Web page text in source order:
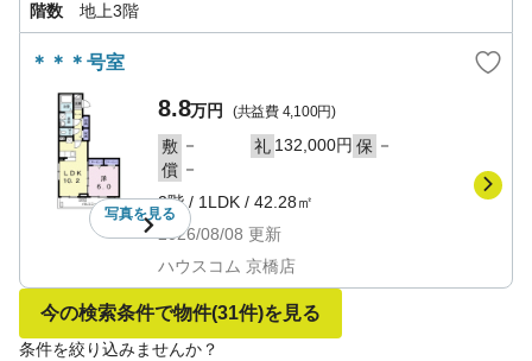
階数
地上3階
＊＊＊号室
写真を見る
8.8万円 (共益費 4,100円)
敷 － 礼 132,000円 保 －
償 －
2階/ 1LDK / 42.28㎡
2026/08/08 更新
ハウスコム 京橋店
今の検索条件で物件(31件)を見る
条件を絞り込みませんか？